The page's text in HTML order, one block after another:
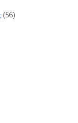
(56)